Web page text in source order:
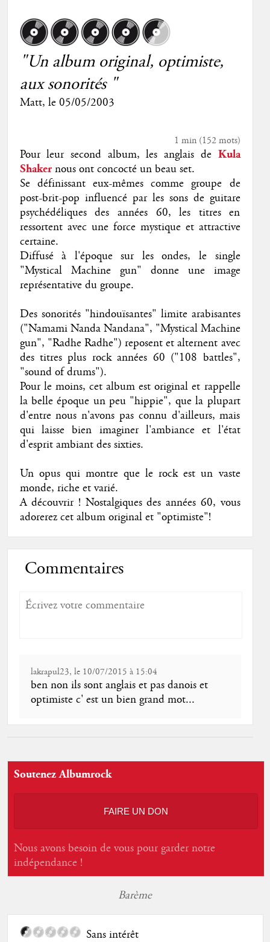
"Un album original, optimiste,
aux sonorités "
Matt, le 05/05/2003
1 min(152mots)
Pour leur second album, les anglais deKula
Shaker nous ont concocté un beau set.
Se définissant eux-mêmes comme groupe de
post-brit-pop influencé par les sons de guitare
psychédéliques des années 60, les titres en
ressortent avec une force mystique et attractive
certaine.
Diffusé à l'époque sur les ondes, le single
"Mystical Machine gun" donne une image
représentative du groupe.
Des sonorités "hindouïsantes" limite arabisantes
("Namami Nanda Nandana", "Mystical Machine
gun", "Radhe Radhe") reposent et alternent avec
des titres plus rock années 60 ("108 battles",
"sound of drums").
Pour le moins, cet album est original et rappelle
la belle époque un peu "hippie", que la plupart
d'entre nous n'avons pas connu d'ailleurs, mais
qui laisse bien imaginer l'ambiance et l'état
d'esprit ambiant des sixties.
Un opus qui montre que le rock est un vaste
monde, riche et varié.
A découvrir ! Nostalgiques des années 60, vous
adorerez cet album original et "optimiste"!
Commentaires
lakrapul23, le 10/07/2015 à 15:04
ben non ils sont anglais et pas danois et
optimiste c' est un bien grand mot...
Soutenez Albumrock
FAIRE UN DON
Nous avons besoin de vous pour garder notre
indépendance !
Barème
Sans intérêt